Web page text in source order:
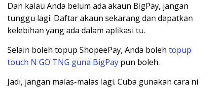
Dan kalau Anda belum ada akaun BigPay, jangan
tunggu lagi. Daftar akaun sekarang dan dapatkan
kelebihan yang ada dalam aplikasi tu.
Selain boleh topup ShopeePay, Anda boleh topup
touch N GO TNG guna BigPay pun boleh.
Jadi, jangan malas-malas lagi. Cuba gunakan cara ni